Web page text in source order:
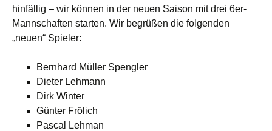
hinfällig – wir können in der neuen Saison mit drei 6er-
Mannschaften starten. Wir begrüßen die folgenden
„neuen“ Spieler:
Bernhard Müller Spengler
Dieter Lehmann
Dirk Winter
Günter Frölich
Pascal Lehman